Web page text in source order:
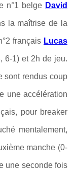
n°1 belge David
la maîtrise de la
français Lucas
6-1) et 2h de jeu.
sont rendus coup
une accélération
pour breaker
mentalement,
manche (0-
une seconde fois